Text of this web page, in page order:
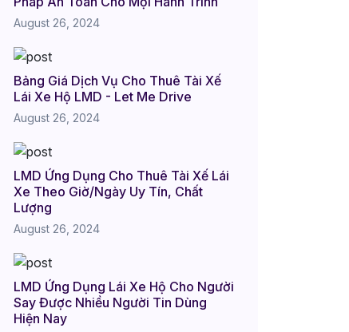
August 26, 2024
Bảng Giá Dịch Vụ Cho Thuê Tài Xế
Lái Xe Hộ LMD - Let Me Drive
August 26, 2024
LMD Ứng Dụng Cho Thuê Tài Xế Lái
Xe Theo Giờ/Ngày Uy Tín, Chất
Lượng
August 26, 2024
LMD Ứng Dụng Lái Xe Hộ Cho Người
Say Được Nhiều Người Tin Dùng
Hiện Nay